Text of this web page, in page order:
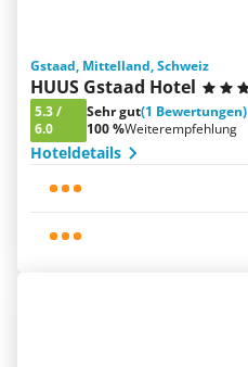
Gstaad, Mittelland, Schweiz
HUUS Gstaad Hotel
5.3/
6.0
Sehr gut(1 Bewertungen)
100 %Weiterempfehlung
Hoteldetails